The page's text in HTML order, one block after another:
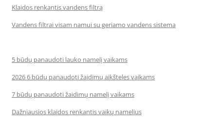
Klaidos renkantis vandens filtrą
Vandens filtrai visam namui su geriamo vandens sistema
5 būdų panaudoti lauko namelį vaikams
2026 6 būdų panaudoti žaidimų aikšteles vaikams
7 būdų panaudoti žaidimų namelį vaikams
Dažniausios klaidos renkantis vaikų namelius